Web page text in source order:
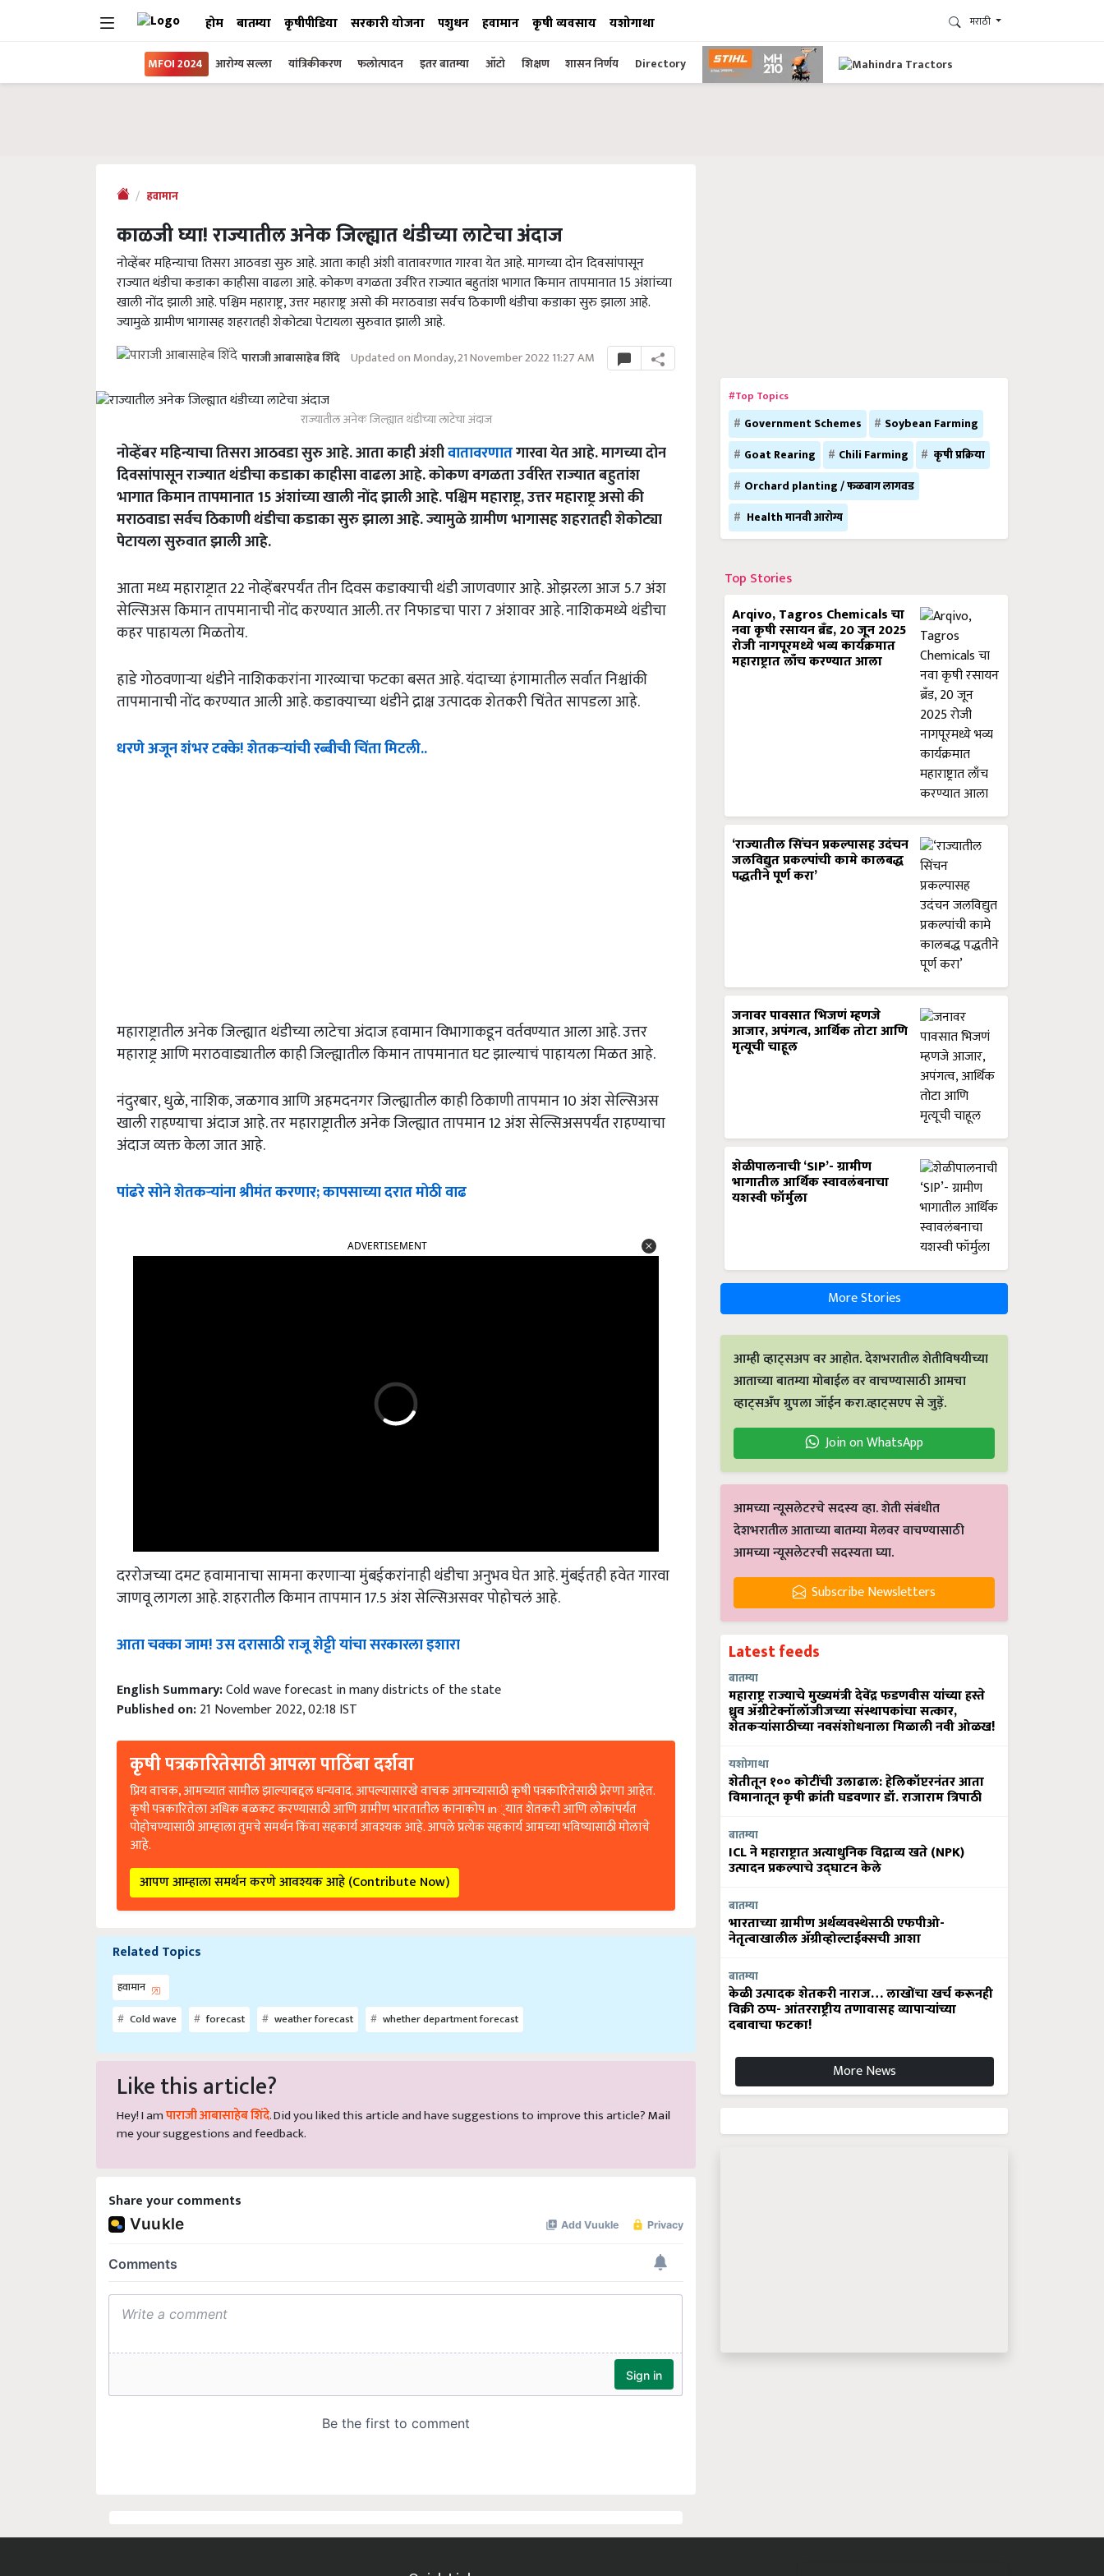
होम बातम्या कृषीपीडिया सरकारी योजना पशुधन हवामान कृषी व्यवसाय यशोगाथा मराठी
MFOI 2024 आरोग्य सल्ला यांत्रिकीकरण फलोत्पादन इतर बातम्या ऑटो शिक्षण शासन निर्णय Directory
हवामान
काळजी घ्या! राज्यातील अनेक जिल्ह्यात थंडीच्या लाटेचा अंदाज
नोव्हेंबर महिन्याचा तिसरा आठवडा सुरु आहे. आता काही अंशी वातावरणात गारवा येत आहे. मागच्या दोन दिवसांपासून
राज्यात थंडीचा कडाका काहीसा वाढला आहे. कोकण वगळता उर्वरित राज्यात बहुतांश भागात किमान तापमानात 15 अंशांच्या
खाली नोंद झाली आहे. पश्चिम महाराष्ट्र, उत्तर महाराष्ट्र असो की मराठवाडा सर्वच ठिकाणी थंडीचा कडाका सुरु झाला आहे.
ज्यामुळे ग्रामीण भागासह शहरातही शेकोट्या पेटायला सुरुवात झाली आहे.
पाराजी आबासाहेब शिंदे Updated on Monday, 21 November 2022 11:27 AM
राज्यातील अनेक जिल्ह्यात थंडीच्या लाटेचा अंदाज
नोव्हेंबर महिन्याचा तिसरा आठवडा सुरु आहे. आता काही अंशीवातावरणातगारवा येत आहे. मागच्या दोन
दिवसांपासून राज्यात थंडीचा कडाका काहीसा वाढला आहे. कोकण वगळता उर्वरित राज्यात बहुतांश
भागात किमान तापमानात 15 अंशांच्या खाली नोंद झाली आहे. पश्चिम महाराष्ट्र, उत्तर महाराष्ट्र असो की
मराठवाडा सर्वच ठिकाणी थंडीचा कडाका सुरु झाला आहे. ज्यामुळे ग्रामीण भागासह शहरातही शेकोट्या
पेटायला सुरुवात झाली आहे.
आता मध्य महाराष्ट्रात 22 नोव्हेंबरपर्यंत तीन दिवस कडाक्याची थंडी जाणवणार आहे. ओझरला आज 5.7 अंश
सेल्सिअस किमान तापमानाची नोंद करण्यात आली. तर निफाडचा पारा 7 अंशावर आहे. नाशिकमध्ये थंडीचा
कहर पाहायला मिळतोय.
हाडे गोठवणाऱ्या थंडीने नाशिककरांना गारव्याचा फटका बसत आहे. यंदाच्या हंगामातील सर्वात निश्चांकी
तापमानाची नोंद करण्यात आली आहे. कडाक्याच्या थंडीने द्राक्ष उत्पादक शेतकरी चिंतेत सापडला आहे.
धरणे अजून शंभर टक्के! शेतकऱ्यांची रब्बीची चिंता मिटली..
महाराष्ट्रातील अनेक जिल्ह्यात थंडीच्या लाटेचा अंदाज हवामान विभागाकडून वर्तवण्यात आला आहे. उत्तर
महाराष्ट्र आणि मराठवाड्यातील काही जिल्ह्यातील किमान तापमानात घट झाल्याचं पाहायला मिळत आहे.
नंदुरबार, धुळे, नाशिक, जळगाव आणि अहमदनगर जिल्ह्यातील काही ठिकाणी तापमान 10 अंश सेल्सिअस
खाली राहण्याचा अंदाज आहे. तर महाराष्ट्रातील अनेक जिल्ह्यात तापमान 12 अंश सेल्सिअसपर्यंत राहण्याचा
अंदाज व्यक्त केला जात आहे.
पांढरे सोने शेतकऱ्यांना श्रीमंत करणार; कापसाच्या दरात मोठी वाढ
दररोजच्या दमट हवामानाचा सामना करणाऱ्या मुंबईकरांनाही थंडीचा अनुभव घेत आहे. मुंबईतही हवेत गारवा
जाणवू लागला आहे. शहरातील किमान तापमान 17.5 अंश सेल्सिअसवर पोहोचलं आहे.
आता चक्का जाम! उस दरासाठी राजू शेट्टी यांचा सरकारला इशारा
English Summary: Cold wave forecast in many districts of the state
Published on: 21 November 2022, 02:18 IST
कृषी पत्रकारितेसाठी आपला पाठिंबा दर्शवा
प्रिय वाचक, आमच्यात सामील झाल्याबद्दल धन्यवाद. आपल्यासारखे वाचक आमच्यासाठी कृषी पत्रकारितेसाठी प्रेरणा आहेत.
कृषी पत्रकारितेला अधिक बळकट करण्यासाठी आणि ग्रामीण भारतातील कानाकोप in्यात शेतकरी आणि लोकांपर्यंत
पोहोचण्यासाठी आम्हाला तुमचे समर्थन किंवा सहकार्य आवश्यक आहे. आपले प्रत्येक सहकार्य आमच्या भविष्यासाठी मोलाचे
आहे.
आपण आम्हाला समर्थन करणे आवश्यक आहे (Contribute Now)
Related Topics
हवामान
Cold wave
forecast weather forecast whether department forecast
Like this article?
Hey! I am पाराजी आबासाहेब शिंदे . Did you liked this article and have suggestions to improve this article? Mail
me your suggestions and feedback.
Share your comments
#Top Topics
Government Schemes
Soybean Farming
Goat Rearing
Chili Farming
कृषी प्रक्रिया
Orchard planting / फळबाग लागवड
Health मानवी आरोग्य
Top Stories
Arqivo, Tagros Chemicals चा
नवा कृषी रसायन ब्रँड, 20 जून 2025
रोजी नागपूरमध्ये भव्य कार्यक्रमात
महाराष्ट्रात लाँच करण्यात आला
‘राज्यातील सिंचन प्रकल्पासह उदंचन
जलविद्युत प्रकल्पांची कामे कालबद्ध
पद्धतीने पूर्ण करा’
जनावर पावसात भिजणं म्हणजे
आजार, अपंगत्व, आर्थिक तोटा आणि
मृत्यूची चाहूल
शेळीपालनाची ‘SIP’- ग्रामीण
भागातील आर्थिक स्वावलंबनाचा
यशस्वी फॉर्मुला
More Stories
आम्ही व्हाट्सअप वर आहोत. देशभरातील शेतीविषयीच्या
आताच्या बातम्या मोबाईल वर वाचण्यासाठी आमचा
व्हाट्सअँप ग्रुपला जॉईन करा.व्हाट्सएप से जुड़ें.
Join on WhatsApp
आमच्या न्यूसलेटरचे सदस्य व्हा. शेती संबंधीत
देशभरातील आताच्या बातम्या मेलवर वाचण्यासाठी
आमच्या न्यूसलेटरची सदस्यता घ्या.
Subscribe Newsletters
Latest feeds
बातम्या
महाराष्ट्र राज्याचे मुख्यमंत्री देवेंद्र फडणवीस यांच्या हस्ते
ध्रुव ॲग्रीटेक्नॉलॉजीजच्या संस्थापकांचा सत्कार,
शेतकऱ्यांसाठीच्या नवसंशोधनाला मिळाली नवी ओळख!
यशोगाथा
शेतीतून १०० कोटींची उलाढाल: हेलिकॉप्टरनंतर आता
विमानातून कृषी क्रांती घडवणार डॉ. राजाराम त्रिपाठी
बातम्या
ICL ने महाराष्ट्रात अत्याधुनिक विद्राव्य खते (NPK)
उत्पादन प्रकल्पाचे उद्घाटन केले
बातम्या
भारताच्या ग्रामीण अर्थव्यवस्थेसाठी एफपीओ-
नेतृत्वाखालील अ‍ॅग्रीव्होल्टाईक्सची आशा
बातम्या
केळी उत्पादक शेतकरी नाराज… लाखोंचा खर्च करूनही
विक्री ठप्प- आंतरराष्ट्रीय तणावासह व्यापाऱ्यांच्या
दबावाचा फटका!
More News
Quick Links